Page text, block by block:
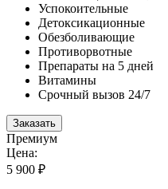
Успокоительные
Детоксикационные
Обезболивающие
Противорвотные
Препараты на 5 дней
Витамины
Срочный вызов 24/7
Заказать
Премиум
Цена:
5 900 ₽